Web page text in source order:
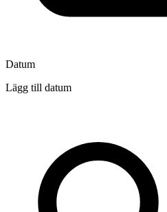
Datum
Lägg till datum